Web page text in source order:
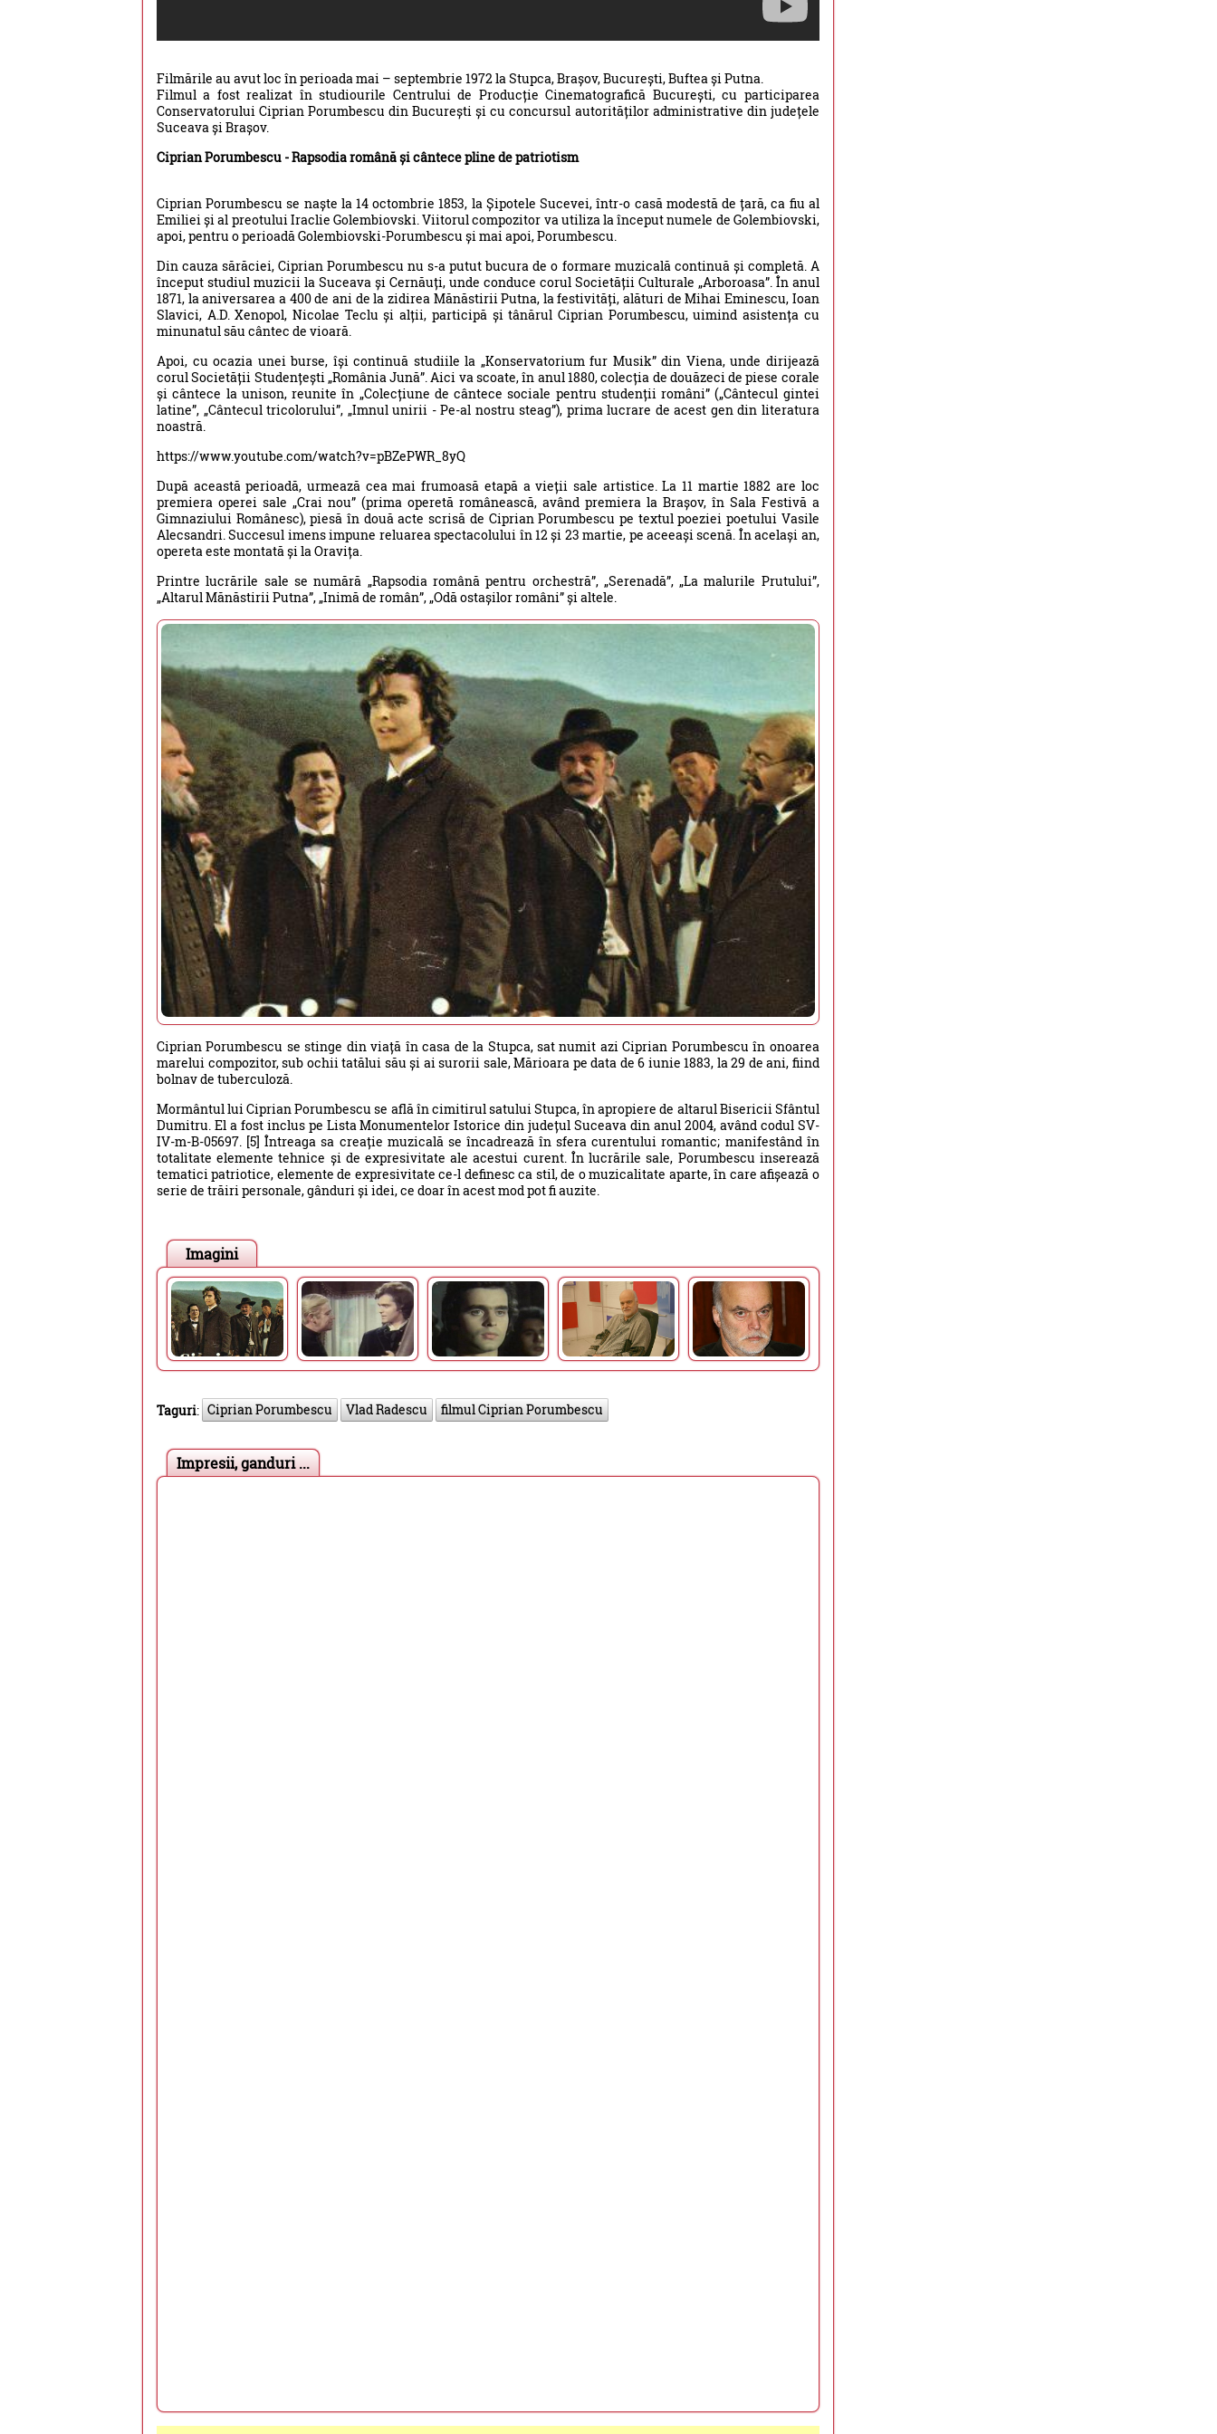
Filmările au avut loc în perioada mai – septembrie 1972 la Stupca, Brașov, București, Buftea și Putna.
Filmul a fost realizat în studiourile Centrului de Producție Cinematografică București, cu participarea
Conservatorului Ciprian Porumbescu din București și cu concursul autorităților administrative din județele
Suceava și Brașov.
Ciprian Porumbescu - Rapsodia română și cântece pline de patriotism
Ciprian Porumbescu se naște la 14 octombrie 1853, la Șipotele Sucevei, într-o casă modestă de țară, ca fiu al
Emiliei și al preotului Iraclie Golembiovski. Viitorul compozitor va utiliza la început numele de Golembiovski,
apoi, pentru o perioadă Golembiovski-Porumbescu și mai apoi, Porumbescu.
Din cauza sărăciei, Ciprian Porumbescu nu s-a putut bucura de o formare muzicală continuă și completă. A
început studiul muzicii la Suceava și Cernăuți, unde conduce corul Societății Culturale „Arboroasa”. În anul
1871, la aniversarea a 400 de ani de la zidirea Mănăstirii Putna, la festivități, alături de Mihai Eminescu, Ioan
Slavici, A.D. Xenopol, Nicolae Teclu și alții, participă și tânărul Ciprian Porumbescu, uimind asistența cu
minunatul său cântec de vioară.
Apoi, cu ocazia unei burse, își continuă studiile la „Konservatorium fur Musik” din Viena, unde dirijează
corul Societății Studențești „România Jună”. Aici va scoate, în anul 1880, colecția de douăzeci de piese corale
și cântece la unison, reunite în „Colecțiune de cântece sociale pentru studenții români” („Cântecul gintei
latine”, „Cântecul tricolorului”, „Imnul unirii - Pe-al nostru steag”), prima lucrare de acest gen din literatura
noastră.
https://www.youtube.com/watch?v=pBZePWR_8yQ
După această perioadă, urmează cea mai frumoasă etapă a vieții sale artistice. La 11 martie 1882 are loc
premiera operei sale „Crai nou” (prima operetă românească, având premiera la Brașov, în Sala Festivă a
Gimnaziului Românesc), piesă în două acte scrisă de Ciprian Porumbescu pe textul poeziei poetului Vasile
Alecsandri. Succesul imens impune reluarea spectacolului în 12 și 23 martie, pe aceeași scenă. În același an,
opereta este montată și la Oravița.
Printre lucrările sale se numără „Rapsodia română pentru orchestră”, „Serenadă”, „La malurile Prutului”,
„Altarul Mănăstirii Putna”, „Inimă de român”, „Odă ostașilor români” și altele.
Ciprian Porumbescu se stinge din viață în casa de la Stupca, sat numit azi Ciprian Porumbescu în onoarea
marelui compozitor, sub ochii tatălui său și ai surorii sale, Mărioara pe data de 6 iunie 1883, la 29 de ani, fiind
bolnav de tuberculoză.
Mormântul lui Ciprian Porumbescu se află în cimitirul satului Stupca, în apropiere de altarul Bisericii Sfântul
Dumitru. El a fost inclus pe Lista Monumentelor Istorice din județul Suceava din anul 2004, având codul SV-
IV-m-B-05697. [5] Întreaga sa creație muzicală se încadrează în sfera curentului romantic; manifestând în
totalitate elemente tehnice și de expresivitate ale acestui curent. În lucrările sale, Porumbescu inserează
tematici patriotice, elemente de expresivitate ce-l definesc ca stil, de o muzicalitate aparte, în care afișează o
serie de trăiri personale, gânduri și idei, ce doar în acest mod pot fi auzite.
Imagini
Taguri: Ciprian Porumbescu Vlad Radescu filmul Ciprian Porumbescu
Impresii, ganduri ...